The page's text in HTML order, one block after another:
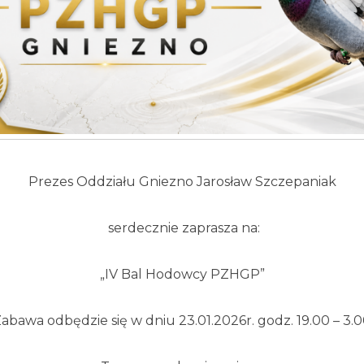
Prezes Oddziału Gniezno Jarosław Szczepaniak
serdecznie zaprasza na:
„IV Bal Hodowcy PZHGP”
odbędzie się w dniu 23.01.2026r. godz. 19.00 –